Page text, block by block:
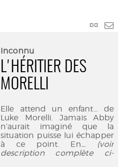
Lien
Inconnu
L'HÉRITIER DES
MORELLI
Elle attend un enfant… de
Luke Morelli. Jamais Abby
n’aurait imaginé que la
situation puisse lui échapper
à ce point. En... (voir
description complète ci-